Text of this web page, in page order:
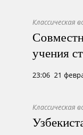
Классическая
учения
23:06 21
Классическая